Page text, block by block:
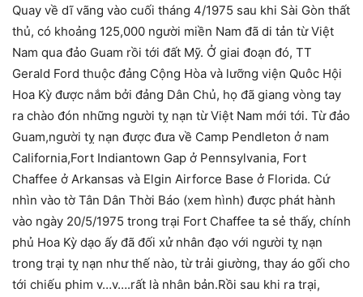
Quay về dĩ vãng vào cuối tháng 4/1975 sau khi Sài Gòn thất
thủ, có khoảng 125,000 người miền Nam đã di tản từ Việt
Nam qua đảo Guam rồi tới đất Mỹ. Ở giai đoạn đó, TT
Gerald Ford thuộc đảng Cộng Hòa và lưỡng viện Quôc Hội
Hoa Kỳ được nắm bởi đảng Dân Chủ, họ đã giang vòng tay
ra chào đón những người tỵ nạn từ Việt Nam mới tới. Từ đảo
Guam,người tỵ nạn được đưa về Camp Pendleton ở nam
California,Fort Indiantown Gap ở Pennsylvania, Fort
Chaffee ở Arkansas và Elgin Airforce Base ở Florida. Cứ
nhìn vào tờ Tân Dân Thời Báo (xem hình) được phát hành
vào ngày 20/5/1975 trong trại Fort Chaffee ta sẻ thấy, chính
phủ Hoa Kỳ dạo ấy đã đối xử nhân đạo với người tỵ nạn
trong trại tỵ nạn như thế nào, từ trải giường, thay áo gối cho
tới chiếu phim v…v….rất là nhân bản.Rồi sau khi ra trại,